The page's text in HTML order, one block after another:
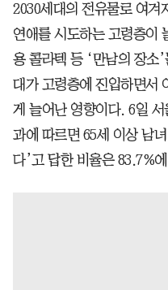
2030세대의 전유물로 여겨
연애를 시도하는 고령층이
용 콜라텍 등 ‘만남의 장소
대가 고령층에 진입하면서
게 늘어난 영향이다. 6일
과에 따르면 65세 이상 남
다’고 답한 비율은 83.7%에